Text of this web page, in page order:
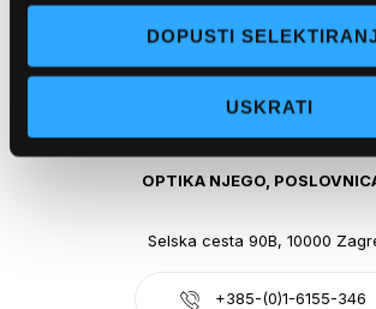
DOPUSTI
USKRATI
Pon - pet: 07 - 21h,
Sub: 07-21h
webshop@optikanjego.hr
OPTIKA NJEGO,
Selska cesta 90B, 10000
+385-(0)1-6155-346